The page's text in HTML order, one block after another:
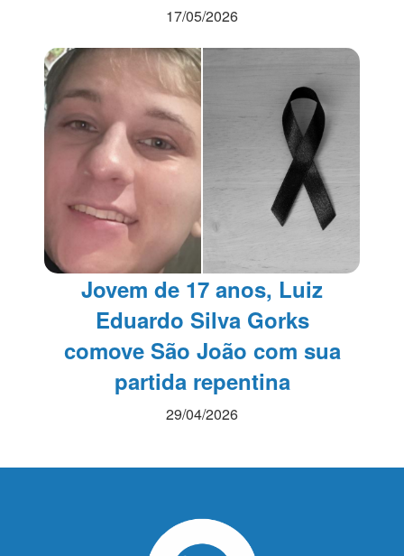
17/05/2026
Jovem de 17 anos, Luiz
Eduardo Silva Gorks
comove São João com sua
partida repentina
29/04/2026